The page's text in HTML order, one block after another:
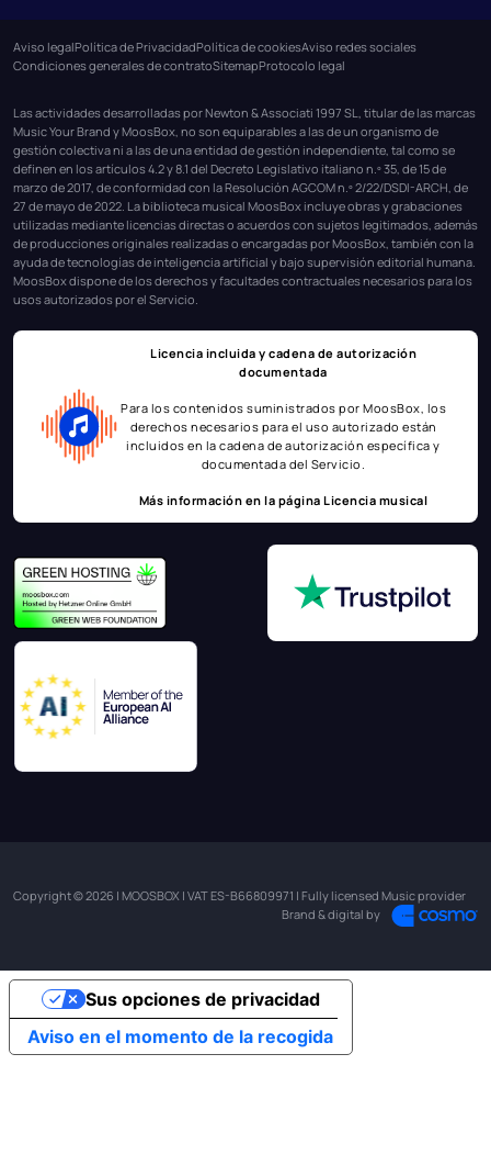
Aviso legalPolítica de PrivacidadPolítica de cookiesAviso redes sociales
Condiciones generales de contratoSitemapProtocolo legal
Las actividades desarrolladas por Newton & Associati 1997 SL, titular de las marcas
Music Your Brand y MoosBox, no son equiparables a las de un organismo de
gestión colectiva ni a las de una entidad de gestión independiente, tal como se
definen en los artículos 4.2 y 8.1 del Decreto Legislativo italiano n.º 35, de 15 de
marzo de 2017, de conformidad con la Resolución AGCOM n.º 2/22/DSDI-ARCH, de
27 de mayo de 2022. La biblioteca musical MoosBox incluye obras y grabaciones
utilizadas mediante licencias directas o acuerdos con sujetos legitimados, además
de producciones originales realizadas o encargadas por MoosBox, también con la
ayuda de tecnologías de inteligencia artificial y bajo supervisión editorial humana.
MoosBox dispone de los derechos y facultades contractuales necesarios para los
usos autorizados por el Servicio.
Licencia incluida y cadena de autorización
documentada
Para los contenidos suministrados por MoosBox, los
derechos necesarios para el uso autorizado están
incluidos en la cadena de autorización específica y
documentada del Servicio.
Más información en la páginaLicencia musical
Copyright © 2026 | MOOSBOX | VAT ES-B66809971 | Fully licensed Music provider
Brand & digital by
Aviso en el momento de la recogida
Sus opciones de privacidad